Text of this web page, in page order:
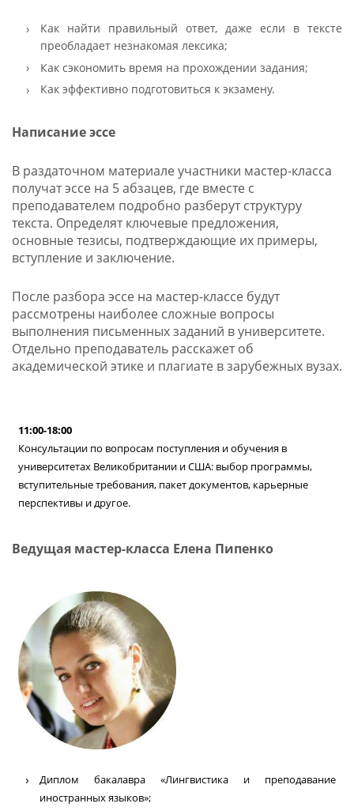
Как найти правильный ответ, даже если в тексте
преобладает незнакомая лексика;
Как сэкономить время на прохождении задания;
Как эффективно подготовиться к экзамену.
Написание эссе
В раздаточном материале участники мастер-класса
получат эссе на 5 абзацев, где вместе с
преподавателем подробно разберут структуру
текста. Определят ключевые предложения,
основные тезисы, подтверждающие их примеры,
вступление и заключение.
После разбора эссе на мастер-классе будут
рассмотрены наиболее сложные вопросы
выполнения письменных заданий в университете.
Отдельно преподаватель расскажет об
академической этике и плагиате в зарубежных вузах.
11:00-18:00
Консультации по вопросам поступления и обучения в
университетах Великобритании и США: выбор программы,
вступительные требования, пакет документов, карьерные
перспективы и другое.
Ведущая мастер-класса Елена Пипенко
Диплом бакалавра «Лингвистика и преподавание
иностранных языков»;